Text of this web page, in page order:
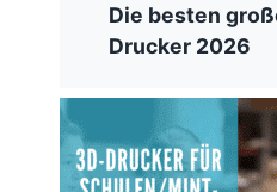
Die besten
Drucker 2026